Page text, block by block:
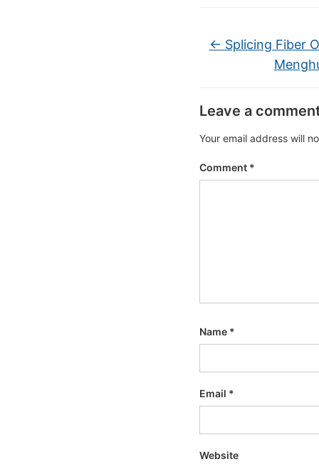
← Splicing Fiber
Leave a
Your email address will
Comment *
Name *
Email *
Website